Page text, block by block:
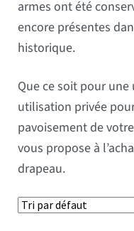
armes ont été
encore présentes
historique.
Que ce soit pour
utilisation privée
pavoisement de
vous propose à
drapeau.